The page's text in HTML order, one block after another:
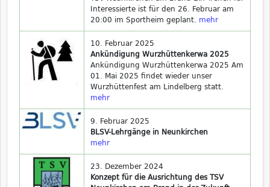
Interessierte ist für den 26. Februar am
20:00 im Sportheim geplant. mehr
10. Februar 2025
Ankündigung Wurzhüttenkerwa 2025
Ankündigung Wurzhüttenkerwa 2025 Am
01. Mai 2025 findet wieder unser
Wurzhüttenfest am Lindelberg statt.
mehr
9. Februar 2025
BLSV-Lehrgänge in Neunkirchen
mehr
23. Dezember 2024
Konzept für die Ausrichtung des TSV